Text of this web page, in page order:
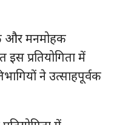
और मनमोहक
प्रतियोगिता में
ने उत्साहपूर्वक